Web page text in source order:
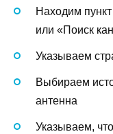
Находим
или «Поиск
Указываем
Выбираем
антенна
Указываем,